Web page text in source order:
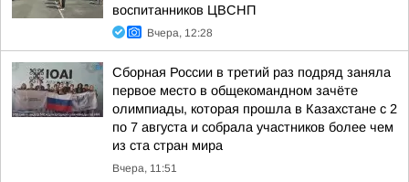
воспитанников ЦВСНП
Вчера, 12:28
Сборная России в третий раз подряд заняла
первое место в общекомандном зачёте
олимпиады, которая прошла в Казахстане с 2
по 7 августа и собрала участников более чем
из ста стран мира
Вчера, 11:51